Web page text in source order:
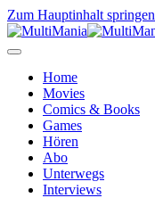
Zum Hauptinhalt springen
Home
Movies
Comics & Books
Games
Hören
Abo
Unterwegs
Interviews